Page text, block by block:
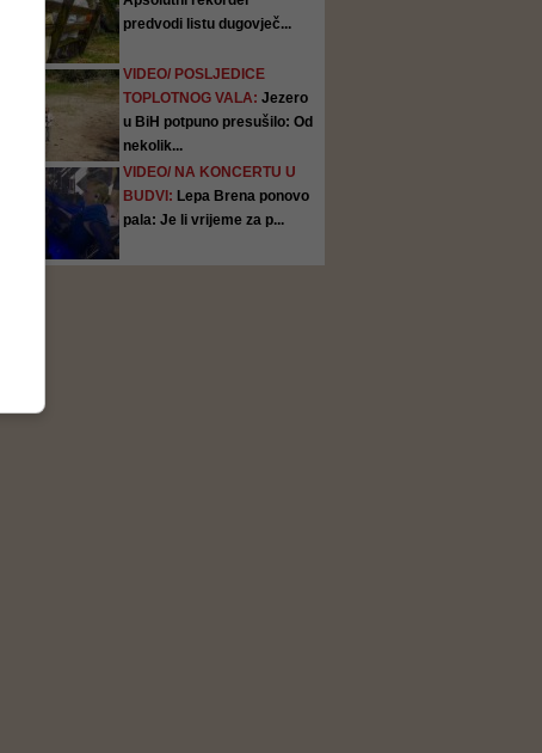
predvodi listu dugovječ...
VIDEO/ POSLJEDICE
TOPLOTNOG VALA: Jezero
u BiH potpuno presušilo: Od
nekolik...
VIDEO/ NA KONCERTU U
BUDVI: Lepa Brena ponovo
pala: Je li vrijeme za p...